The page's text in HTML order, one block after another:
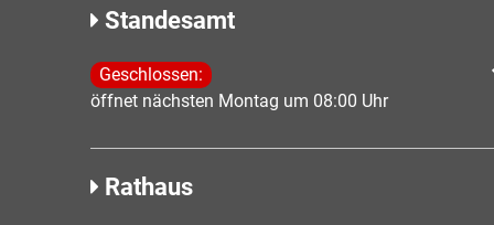
Standesamt
Klicken, um weitere Öffnungs- oder Schließzeiten
Geschlossen:
öffnet nächsten Montag um 08:00 Uhr
Rathaus